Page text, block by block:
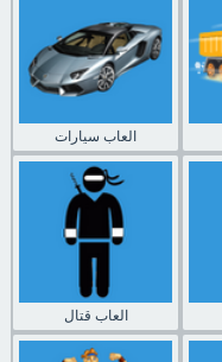
العاب سيارات
العاب قتال